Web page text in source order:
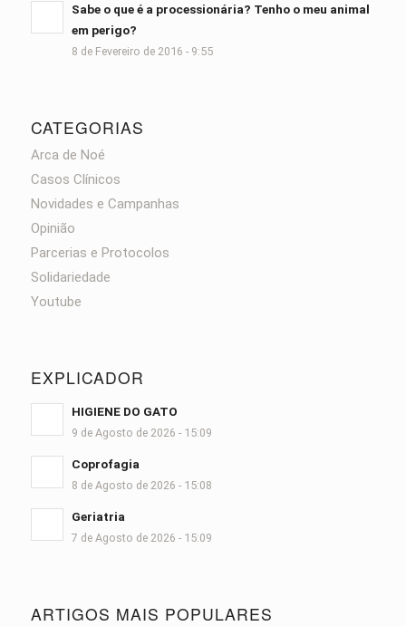
Sabe o que é a processionária? Tenho o meu animal
em perigo?
8 de Fevereiro de 2016 - 9:55
CATEGORIAS
Arca de Noé
Casos Clínicos
Novidades e Campanhas
Opinião
Parcerias e Protocolos
Solidariedade
Youtube
EXPLICADOR
HIGIENE DO GATO
9 de Agosto de 2026 - 15:09
Coprofagia
8 de Agosto de 2026 - 15:08
Geriatria
7 de Agosto de 2026 - 15:09
ARTIGOS MAIS POPULARES